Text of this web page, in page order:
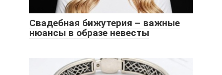
Свадебная бижутерия – важные
нюансы в образе невесты